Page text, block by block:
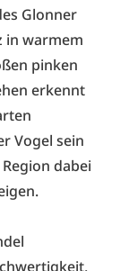
Glonner
in warmem
pinken
erkennt
Vogel sein
dabei